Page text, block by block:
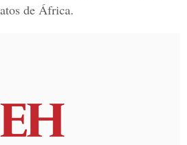
de África.